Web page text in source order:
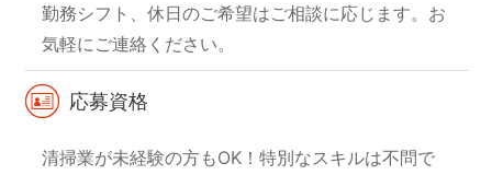
勤務シフト、休日のご希望はご相談に応じます。 お
気軽にご連絡ください。
応募資格
清掃業が未経験の方もOK！ 特別なスキルは不問で